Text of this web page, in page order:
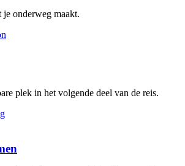
je onderweg maakt.
plek in het volgende deel van de reis.